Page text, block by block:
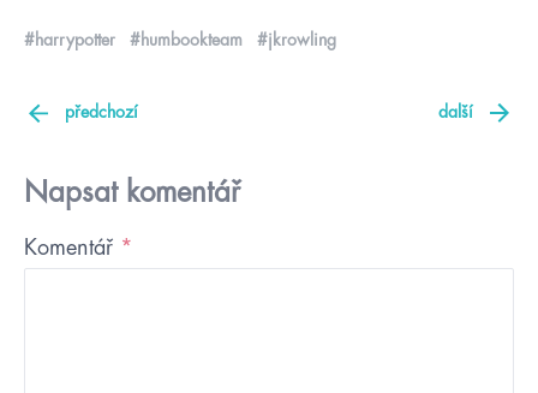
#harrypotter #humbookteam #jkrowling
předchozí další
Napsat komentář
Komentář *